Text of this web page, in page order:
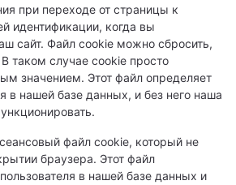
при переходе от страницы к
идентификации, когда вы
сайт. Файл cookie можно сбросить,
таком случае cookie просто
значением. Этот файл определяет
в нашей базе данных, и без него наша
файл cookie, который не
браузера. Этот файл
в нашей базе данных и